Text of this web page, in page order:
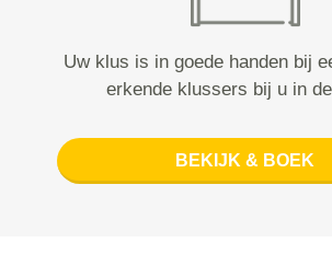
Uw klus is in goede handen bij
erkende klussers bij u in
BEKIJK & BOEK